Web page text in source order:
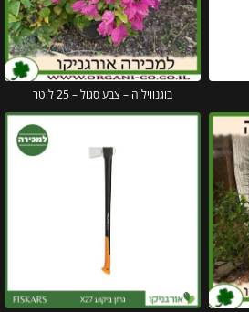
בוגנוויליה – צבע סגול – 25 ליטר